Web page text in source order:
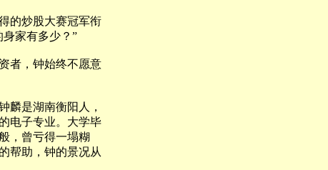
的炒股大赛冠军衔
家有多少？”
者，钟始终不愿意
是湖南衡阳人，
电子专业。大学毕
，曾亏得一塌糊
帮助，钟的景况从